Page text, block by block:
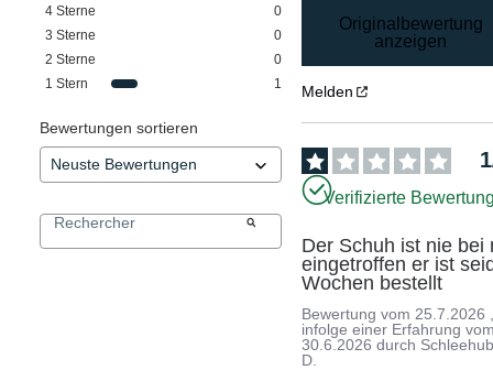
4 Sterne
0
3 Sterne
0
2 Sterne
0
1 Stern 1
Bewertungen sortieren
Originalbewertung
anzeigen
Melden
1
Verifizierte
Der Schuh ist nie bei
eingetroffen er ist
Wochen bestellt
Bewertung vom 25.7.2026
infolge einer Erfahrung
30.6.2026 durch
D.